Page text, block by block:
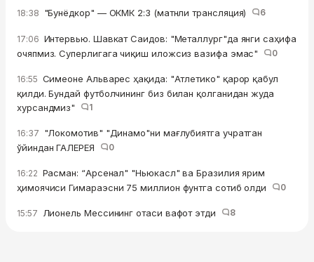
18:38 "Бунёдкор" — ОКМК 2:3 (матнли трансляция) 6
17:06 Интервью. Шавкат Саидов: "Металлург"да янги саҳифа
очяпмиз. Суперлигага чиқиш иложсиз вазифа эмас"
0
16:55 Симеоне Альварес ҳақида: "Атлетико" қарор қабул
қилди. Бундай футболчининг биз билан қолганидан жуда
хурсандмиз"
1
16:37 "Локомотив" "Динамо"ни мағлубиятга учратган
ўйиндан ГАЛЕРЕЯ
0
16:22 Расман: “Арсенал" "Ньюкасл" ва Бразилия ярим
ҳимоячиси Гимараэсни 75 миллион фунтга сотиб олди
0
15:57 Лионель Мессининг отаси вафот этди 8